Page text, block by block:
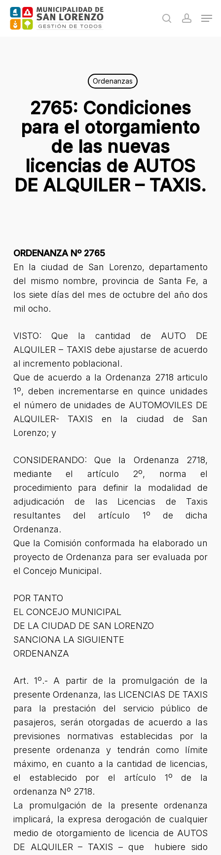
Skip
search
Ordenanzas
2765: Condiciones
para el otorgamiento
de las nuevas
licencias de AUTOS
DE ALQUILER – TAXIS.
ORDENANZA Nº 2765
En la ciudad de San Lorenzo, departamento
del mismo nombre, provincia de Santa Fe, a
los siete días del mes de octubre del año dos
mil ocho.
VISTO: Que la cantidad de AUTO DE
ALQUILER – TAXIS debe ajustarse de acuerdo
al incremento poblacional.
Que de acuerdo a la Ordenanza 2718 articulo
1º, deben incrementarse en quince unidades
el número de unidades de AUTOMOVILES DE
ALQUILER- TAXIS en la ciudad de San
Lorenzo; y
CONSIDERANDO: Que la Ordenanza 2718,
mediante el artículo 2º, norma el
procedimiento para definir la modalidad de
adjudicación de las Licencias de Taxis
resultantes del artículo 1º de dicha
Ordenanza.
Que la Comisión conformada ha elaborado un
proyecto de Ordenanza para ser evaluada por
el Concejo Municipal.
POR TANTO
EL CONCEJO MUNICIPAL
DE LA CIUDAD DE SAN LORENZO
SANCIONA LA SIGUIENTE
ORDENANZA
Art. 1º.- A partir de la promulgación de la
presente Ordenanza, las LICENCIAS DE TAXIS
para la prestación del servicio público de
pasajeros, serán otorgadas de acuerdo a las
previsiones normativas establecidas por la
presente ordenanza y tendrán como límite
máximo, en cuanto a la cantidad de licencias,
el establecido por el artículo 1º de la
ordenanza Nº 2718.
La promulgación de la presente ordenanza
implicará, la expresa derogación de cualquier
medio de otorgamiento de licencia de AUTOS
DE ALQUILER – TAXIS – que hubiere sido